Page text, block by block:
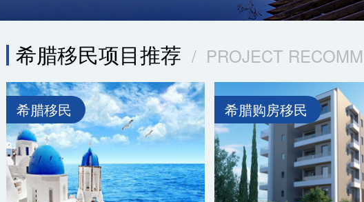
希腊移民项目推荐 / PROJECT
希腊移民 希腊购房移民